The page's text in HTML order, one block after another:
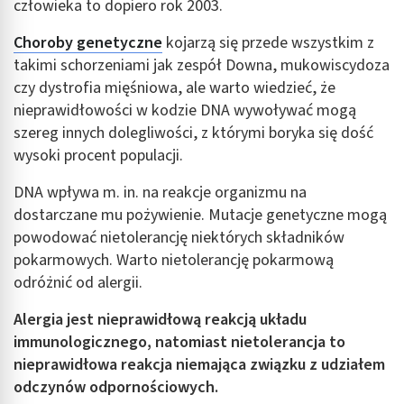
człowieka to dopiero rok 2003.
Choroby genetyczne kojarzą się przede wszystkim z
takimi schorzeniami jak zespół Downa, mukowiscydoza
czy dystrofia mięśniowa, ale warto wiedzieć, że
nieprawidłowości w kodzie DNA wywoływać mogą
szereg innych dolegliwości, z którymi boryka się dość
wysoki procent populacji.
DNA wpływa m. in. na reakcje organizmu na
dostarczane mu pożywienie. Mutacje genetyczne mogą
powodować nietolerancję niektórych składników
pokarmowych. Warto nietolerancję pokarmową
odróżnić od alergii.
Alergia jest nieprawidłową reakcją układu
immunologicznego, natomiast nietolerancja to
nieprawidłowa reakcja niemająca związku z udziałem
odczynów odpornościowych.